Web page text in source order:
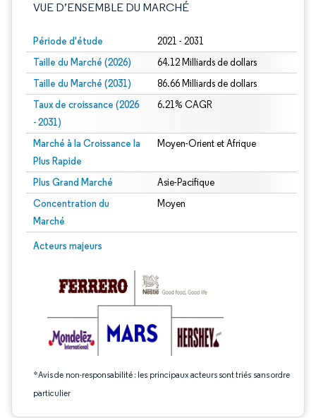
VUE D’ENSEMBLE DU MARCHÉ
Période d'étude 2021 - 2031
Taille du Marché (2026) 64.12 Milliards de dollars
Taille du Marché (2031) 86.66 Milliards de dollars
Taux de croissance (2026
- 2031)
6.21% CAGR
Marché à la Croissance la
Plus Rapide
Moyen-Orient et Afrique
Plus Grand Marché Asie-Pacifique
Concentration du
Marché
Moyen
Acteurs majeurs
*Avis de non-responsabilité : les principaux acteurs sont triés sans ordre
particulier
Image © Mordor Intelligence. La réutilisation nécessite une attribution sous CC